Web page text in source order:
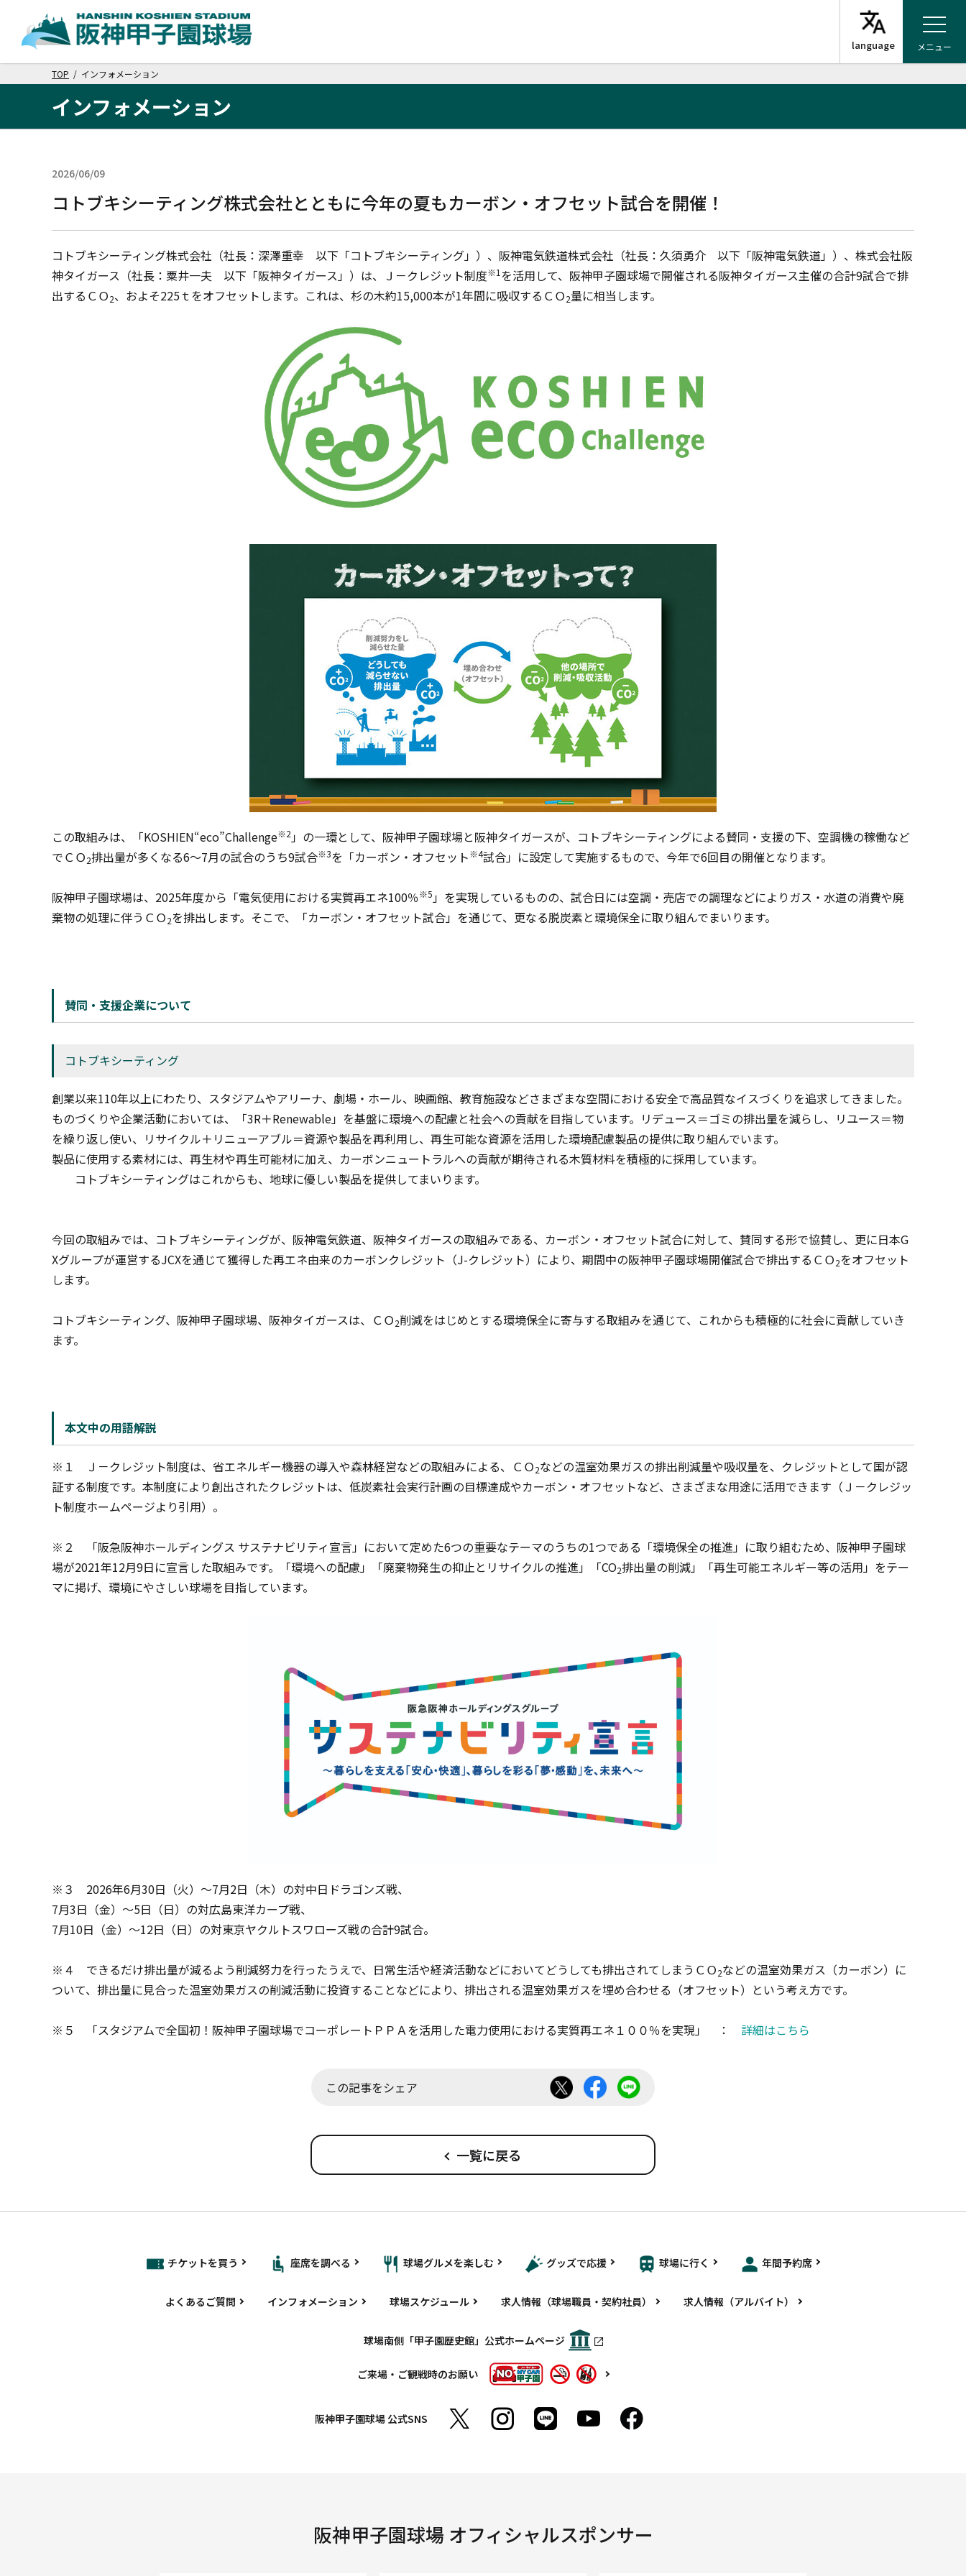
メニュー
TOP / インフォメーション
インフォメーション
2026/06/09
コトブキシーティング株式会社とともに今年の夏もカーボン・オフセット試合を開催！
コトブキシーティング株式会社（社長：深澤重幸 以下「コトブキシーティング」）、阪神電気鉄道株式会社（社長：久須勇介 以下「阪神電気鉄道」）、株式会社阪
神タイガース（社長：粟井一夫 以下「阪神タイガース」）は、Ｊ－クレジット制度※1 を活用して、阪神甲子園球場で開催される阪神タイガース主催の合計9試合で排
出するＣＯ2、およそ225ｔをオフセットします。これは、杉の木約15,000本が1年間に吸収するＣＯ2量に相当します。
この取組みは、「KOSHIEN“eco”Challenge※2」の一環として、阪神甲子園球場と阪神タイガースが、コトブキシーティングによる賛同・支援の下、空調機の稼働など
でＣＯ2排出量が多くなる6～7月の試合のうち9試合※3を「カーボン・オフセット※4試合」に設定して実施するもので、今年で6回目の開催となります。
阪神甲子園球場は、 2025年度から「電気使用における実質再エネ100％※5」を実現しているものの、試合日には空調・売店での調理などによりガス・水道の消費や廃
棄物の処理に伴うＣＯ2を排出します。そこで、「カーボン・オフセット試合」を通じて、更なる脱炭素と環境保全に取り組んでまいります。
賛同・支援企業について
コトブキシーティング
創業以来110年以上にわたり、スタジアムやアリーナ、劇場・ホール、映画館、教育施設などさまざまな空間における安全で高品質なイスづくりを追求してきました。
ものづくりや企業活動においては、「3R＋Renewable」を基盤に環境への配慮と社会への貢献を目指しています。リデュース＝ゴミの排出量を減らし、リユース＝物
を繰り返し使い、リサイクル＋リニューアブル＝資源や製品を再利用し、再生可能な資源を活用した環境配慮製品の提供に取り組んでいます。
製品に使用する素材には、再生材や再生可能材に加え、カーボンニュートラルへの貢献が期待される木質材料を積極的に採用しています。
コトブキシーティングはこれからも、地球に優しい製品を提供してまいります。
今回の取組みでは、コトブキシーティングが、阪神電気鉄道、阪神タイガースの取組みである、カーボン・オフセット試合に対して、賛同する形で協賛し、更に日本G
Xグループが運営するJCXを通じて獲得した再エネ由来のカーボンクレジット（J-クレジット）により、期間中の阪神甲子園球場開催試合で排出するＣＯ2をオフセット
します。
コトブキシーティング、阪神甲子園球場、阪神タイガースは、ＣＯ2削減をはじめとする環境保全に寄与する取組みを通じて、これからも積極的に社会に貢献していき
ます。
本文中の用語解説
※１ Ｊ－クレジット制度は、省エネルギー機器の導入や森林経営などの取組みによる、ＣＯ2などの温室効果ガスの排出削減量や吸収量を、クレジットとして国が認
証する制度です。本制度により創出されたクレジットは、低炭素社会実行計画の目標達成やカーボン・オフセットなど、さまざまな用途に活用できます（Ｊ－クレジッ
ト制度ホームページより引用）。
※２ 「阪急阪神ホールディングス サステナビリティ宣言」において定めた6つの重要なテーマのうちの1つである「環境保全の推進」に取り組むため、阪神甲子園球
場が2021年12月9日に宣言した取組みです。「環境への配慮」「廃棄物発生の抑止とリサイクルの推進」「CO2排出量の削減」「再生可能エネルギー等の活用」をテー
マに掲げ、環境にやさしい球場を目指しています。
※３ 2026年6月30日（火）～7月2日（木）の対中日ドラゴンズ戦、
7月3日（金）～5日（日）の対広島東洋カープ戦、
7月10日（金）～12日（日）の対東京ヤクルトスワローズ戦の合計9試合。
※４ できるだけ排出量が減るよう削減努力を行ったうえで、日常生活や経済活動などにおいてどうしても排出されてしまうＣＯ2などの温室効果ガス（カーボン）に
ついて、排出量に見合った温室効果ガスの削減活動に投資することなどにより、排出される温室効果ガスを埋め合わせる（オフセット）という考え方です。
※５ 「スタジアムで全国初！阪神甲子園球場でコーポレートＰＰＡを活用した電力使用における実質再エネ１００％を実現」 ： 詳細はこちら
この記事をシェア
一覧に戻る
チケットを買う 座席を調べる 球場グルメを楽しむ グッズで応援 球場に行く 年間予約席
よくあるご質問 インフォメーション 球場スケジュール 求人情報（球場職員・契約社員） 求人情報（アルバイト）
球場南側「甲子園歴史館」公式ホームページ
ご来場・ご観戦時のお願い
阪神甲子園球場公式SNS
阪神甲子園球場 オフィシャルスポンサー